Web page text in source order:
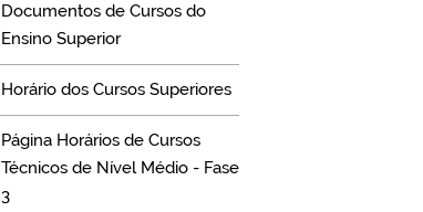
Documentos de Cursos do
Ensino Superior
Horário dos Cursos Superiores
Página Horários de Cursos
Técnicos de Nível Médio - Fase
3